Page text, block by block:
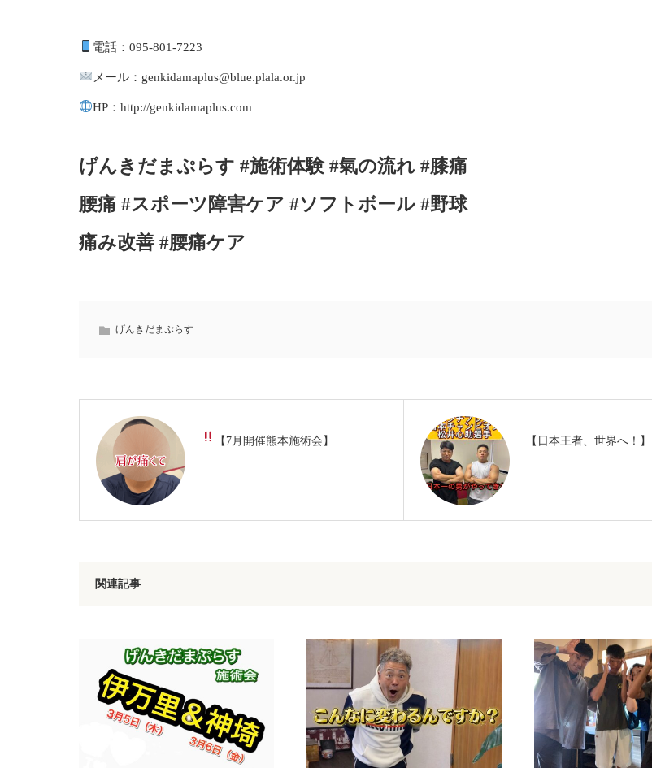
電話：095-801-7223
メール：genkidamaplus@blue.plala.or.jp
HP：http://genkidamaplus.com
げんきだまぷらす #施術体験 #氣の流れ #膝痛
腰痛 #スポーツ障害ケア #ソフトボール #野球
痛み改善 #腰痛ケア
げんきだまぷらす
【7月開催熊本施術会】 【日本王者、世界へ！】
関連記事